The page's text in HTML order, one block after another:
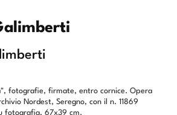
fotografie, firmate, entro cornice. Opera
Nordest, Seregno, con il n. 11869
fotografia, 67x39 cm.